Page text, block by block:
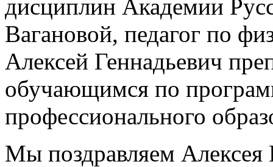
дисциплин Академии
Вагановой, педагог по
Алексей Геннадьевич
обучающимся по
профессионального
Мы поздравляем Алексея